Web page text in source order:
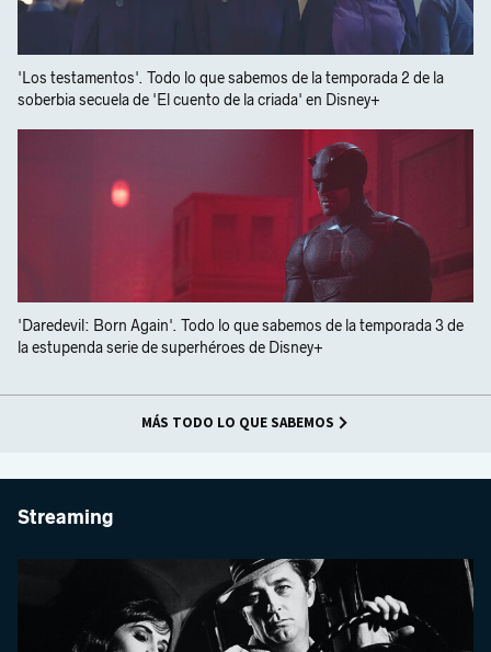
'Los testamentos'. Todo lo que sabemos de la temporada 2 de la
soberbia secuela de 'El cuento de la criada' en Disney+
'Daredevil: Born Again'. Todo lo que sabemos de la temporada 3 de
la estupenda serie de superhéroes de Disney+
MÁS TODO LO QUE SABEMOS
Streaming